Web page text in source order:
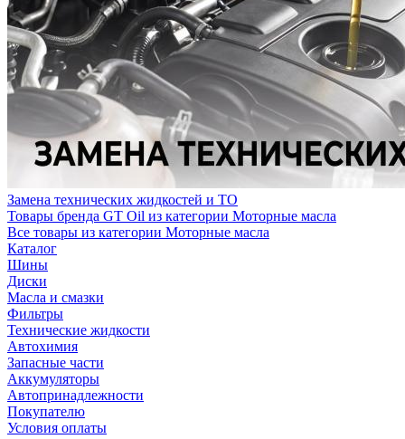
Замена технических жидкостей и ТО
Товары бренда GT Oil из категории Моторные масла
Все товары из категории Моторные масла
Каталог
Шины
Диски
Масла и смазки
Фильтры
Технические жидкости
Автохимия
Запасные части
Аккумуляторы
Автопринадлежности
Покупателю
Условия оплаты